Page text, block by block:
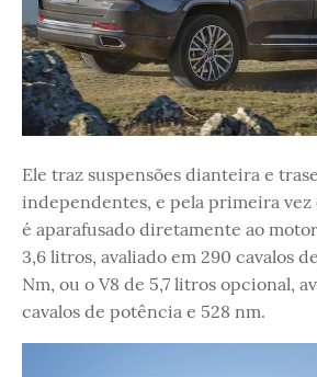
Ele traz suspensões dianteira e
independentes, e pela primeira
é aparafusado diretamente ao
3,6 litros, avaliado em 290 cavalos
Nm, ou o V8 de 5,7 litros opcional,
cavalos de potência e 528 nm.